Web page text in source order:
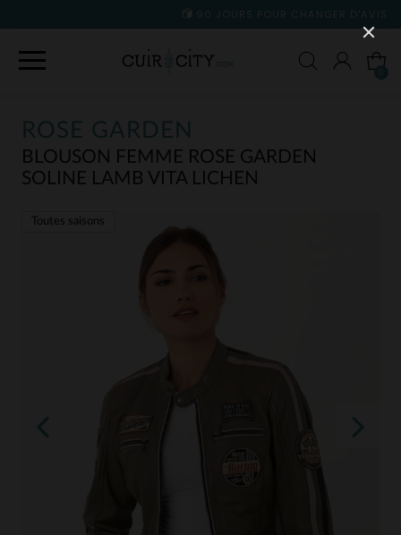
90 JOURS POUR CHANGER D'AVIS
ROSE GARDEN
BLOUSON FEMME ROSE GARDEN
SOLINE LAMB VITA LICHEN
Toutes saisons